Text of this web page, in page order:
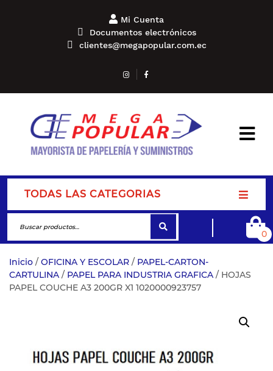
Mi Cuenta
Documentos electrónicos
clientes@megapopular.com.ec
TODAS LAS CATEGORIAS
0
Inicio / OFICINA Y ESCOLAR / PAPEL-CARTON-
CARTULINA / PAPEL PARA INDUSTRIA GRAFICA / HOJAS
PAPEL COUCHE A3 200GR X1 1020000923757